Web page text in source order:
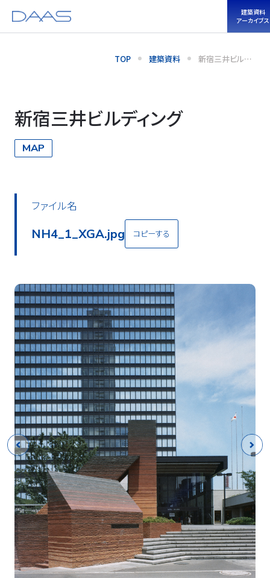
建築資料
アーカイブス
TOP 建築資料 新宿三井ビルデ
ィング
新宿三井ビルディング
MAP
ファイル名
NH4_1_XGA.jpg コピーする